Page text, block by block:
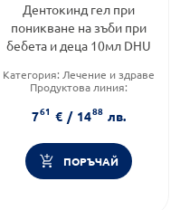
Дентокинд гел при
поникване на зъби при
бебета и деца 10мл DHU
Категория: Лечение и здраве
Продуктова линия:
Форма на продукта:гел
761 € / 1488 лв.
ПОРЪЧАЙ